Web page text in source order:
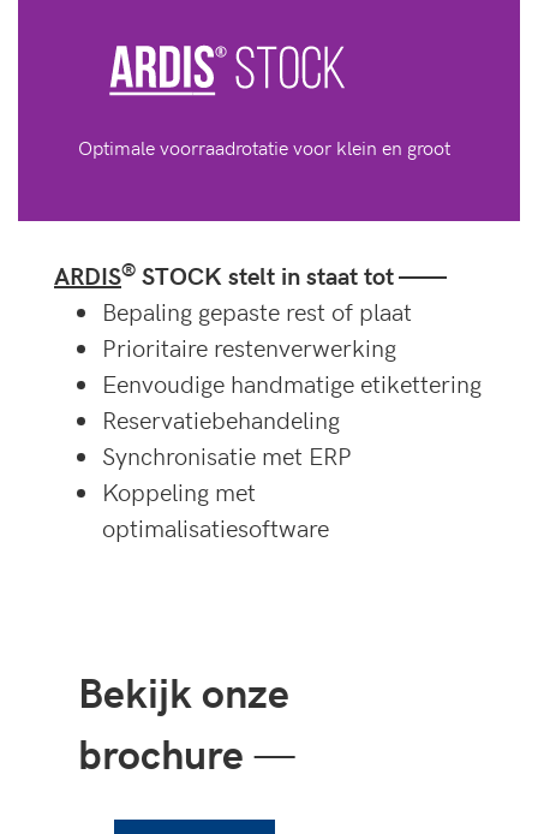
Optimale voorraadrotatie voor klein en groot
ARDIS® STOCK stelt in staat tot ——
Bepaling gepaste rest of plaat
Prioritaire restenverwerking
Eenvoudige handmatige etikettering
Reservatiebehandeling
Synchronisatie met ERP
Koppeling met
optimalisatiesoftware
Bekijk onze
brochure—